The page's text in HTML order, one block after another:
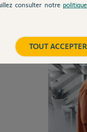
consulter notre
TOUT ACCEPTER